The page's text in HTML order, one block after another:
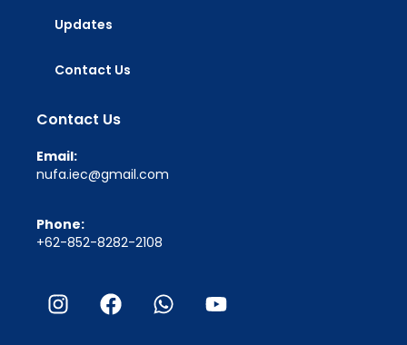
Updates
Contact Us
Contact Us
Email:
nufa.iec@gmail.com
Phone:
+62-852-8282-2108